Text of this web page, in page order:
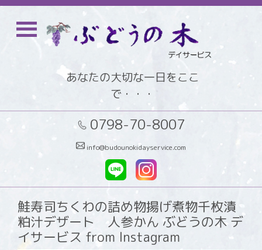
あなたの大切な一日をここ
で・・・
0798-70-8007
info@budounokidayservice.com
鮭寿司ちくわの詰め物揚げ煮物千枚漬
粕汁デザート 人参かん ぶどうの木 デ
イサービス from Instagram